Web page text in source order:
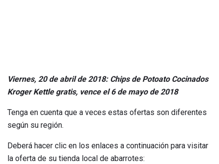
Viernes, 20 de abril de 2018: Chips de Potoato Cocinados
Kroger Kettle gratis, vence el 6 de mayo de 2018
Tenga en cuenta que a veces estas ofertas son diferentes
según su región.
Deberá hacer clic en los enlaces a continuación para visitar
la oferta de su tienda local de abarrotes: